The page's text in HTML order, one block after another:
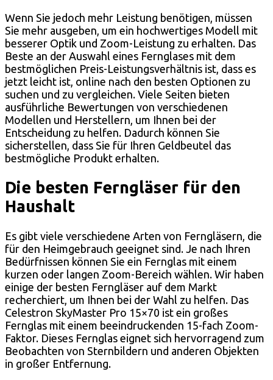
Wenn Sie jedoch mehr Leistung benötigen, müssen
Sie mehr ausgeben, um ein hochwertiges Modell mit
besserer Optik und Zoom-Leistung zu erhalten. Das
Beste an der Auswahl eines Fernglases mit dem
bestmöglichen Preis-Leistungsverhältnis ist, dass es
jetzt leicht ist, online nach den besten Optionen zu
suchen und zu vergleichen. Viele Seiten bieten
ausführliche Bewertungen von verschiedenen
Modellen und Herstellern, um Ihnen bei der
Entscheidung zu helfen. Dadurch können Sie
sicherstellen, dass Sie für Ihren Geldbeutel das
bestmögliche Produkt erhalten.
Die besten Ferngläser für den
Haushalt
Es gibt viele verschiedene Arten von Ferngläsern, die
für den Heimgebrauch geeignet sind. Je nach Ihren
Bedürfnissen können Sie ein Fernglas mit einem
kurzen oder langen Zoom-Bereich wählen. Wir haben
einige der besten Ferngläser auf dem Markt
recherchiert, um Ihnen bei der Wahl zu helfen. Das
Celestron SkyMaster Pro 15×70 ist ein großes
Fernglas mit einem beeindruckenden 15-fach Zoom-
Faktor. Dieses Fernglas eignet sich hervorragend zum
Beobachten von Sternbildern und anderen Objekten
in großer Entfernung.